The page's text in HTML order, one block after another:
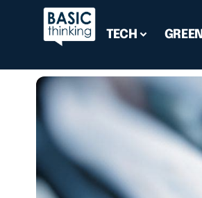
TECH GREEN